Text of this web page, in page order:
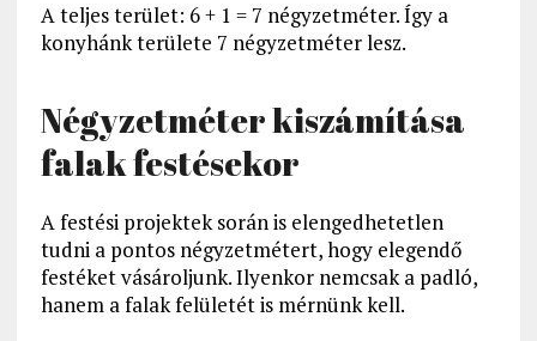
A teljes terület: 6 + 1 = 7 négyzetméter. Így a
konyhánk területe 7 négyzetméter lesz.
Négyzetméter kiszámítása
falak festésekor
A festési projektek során is elengedhetetlen
tudni a pontos négyzetmétert, hogy elegendő
festéket vásároljunk. Ilyenkor nemcsak a padló,
hanem a falak felületét is mérnünk kell.